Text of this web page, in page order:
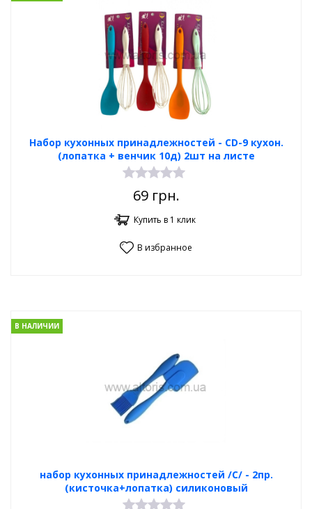
Набор кухонных принадлежностей - CD-9 кухон.
(лопатка + венчик 10д) 2шт на листе
69грн.
Купить в 1 клик
В избранное
набор кухонных принадлежностей /С/ - 2пр.
(кисточка+лопатка) силиконовый
В НАЛИЧИИ